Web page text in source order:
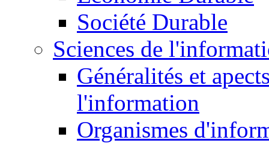
Société Durable
Sciences de
Généralités et
l'information
Organismes